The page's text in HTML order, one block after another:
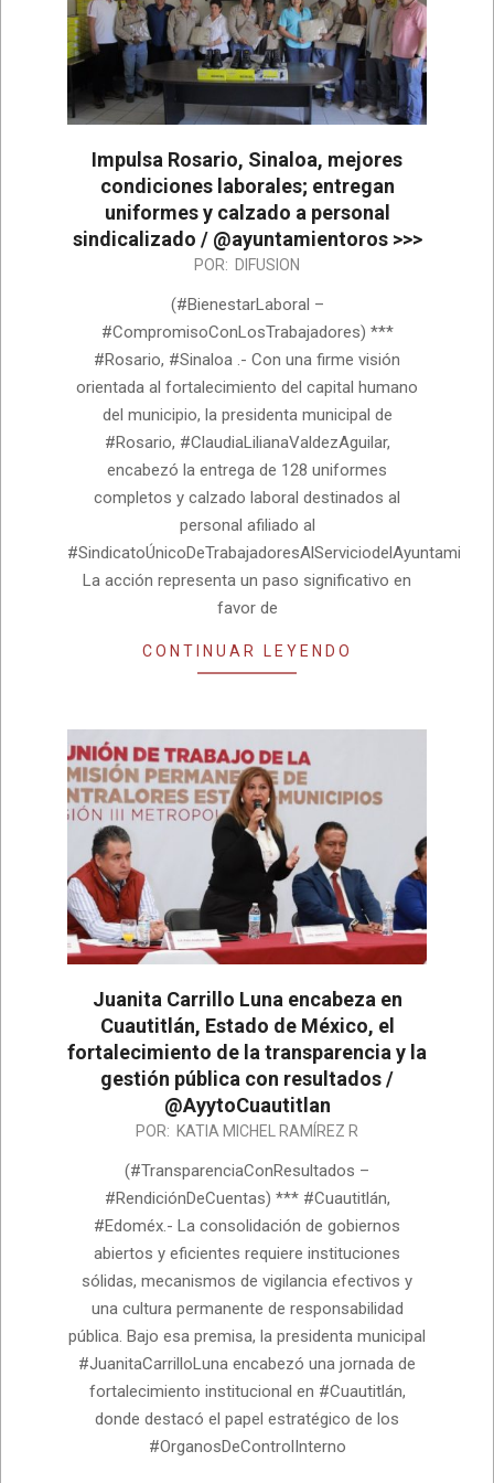
Impulsa Rosario, Sinaloa, mejores
condiciones laborales; entregan
uniformes y calzado a personal
sindicalizado / @ayuntamientoros >>>
POR: DIFUSION
(#BienestarLaboral –
#CompromisoConLosTrabajadores) ***
#Rosario, #Sinaloa .- Con una firme visión
orientada al fortalecimiento del capital humano
del municipio, la presidenta municipal de
#Rosario, #ClaudiaLilianaValdezAguilar,
encabezó la entrega de 128 uniformes
completos y calzado laboral destinados al
personal afiliado al
La acción representa un paso significativo en
favor de
CONTINUAR LEYENDO
Juanita Carrillo Luna encabeza en
Cuautitlán, Estado de México, el
fortalecimiento de la transparencia y la
gestión pública con resultados /
@AyytoCuautitlan
POR: KATIA MICHEL RAMÍREZ R
(#TransparenciaConResultados –
#RendiciónDeCuentas) *** #Cuautitlán,
#Edoméx.- La consolidación de gobiernos
abiertos y eficientes requiere instituciones
sólidas, mecanismos de vigilancia efectivos y
una cultura permanente de responsabilidad
pública. Bajo esa premisa, la presidenta municipal
#JuanitaCarrilloLuna encabezó una jornada de
fortalecimiento institucional en #Cuautitlán,
donde destacó el papel estratégico de los
#OrganosDeControlInterno